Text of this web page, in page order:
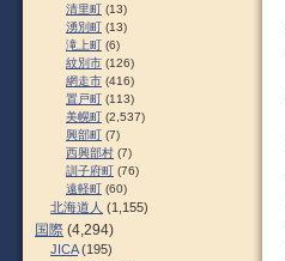
清里町 (13)
湧別町 (13)
滝上町 (6)
紋別市 (126)
網走市 (416)
置戸町 (113)
美幌町 (2,537)
興部町 (7)
西興部村 (7)
訓子府町 (76)
遠軽町 (60)
北海道人 (1,155)
国際 (4,294)
JICA(195)